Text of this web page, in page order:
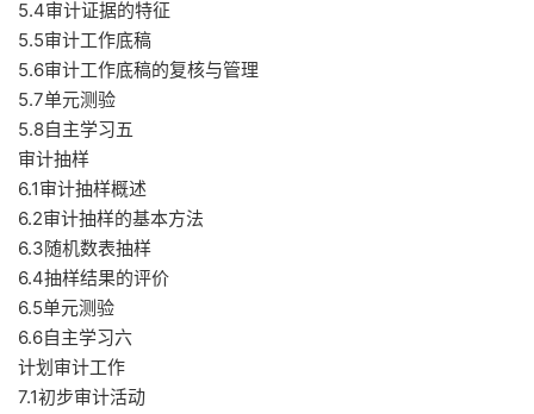
5.4审计证据的特征
5.5审计工作底稿
5.6审计工作底稿的复核与管理
5.7单元测验
5.8自主学习五
审计抽样
6.1审计抽样概述
6.2审计抽样的基本方法
6.3随机数表抽样
6.4抽样结果的评价
6.5单元测验
6.6自主学习六
计划审计工作
7.1初步审计活动